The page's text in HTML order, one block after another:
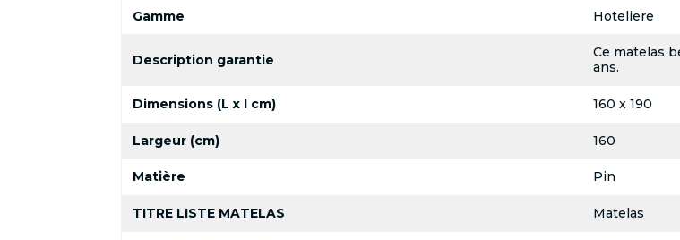
Gamme Hoteliere
Description garantie
Ce matelas
ans.
Dimensions (L x l cm) 160 x 190
Largeur (cm) 160
Matière Pin
TITRE LISTE MATELAS Matelas